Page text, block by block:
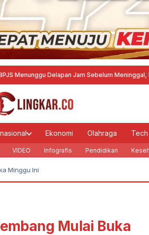
Delapan Jam Sebelum Meninggal, Ini
Ekonomi Olahraga Tech
VIDEO Infografis Pendidikan
Minggu Ini
Mulai Buka